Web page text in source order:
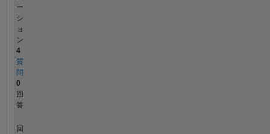
ー
シ
ョ
ン
4
質
問
0
回
答
回